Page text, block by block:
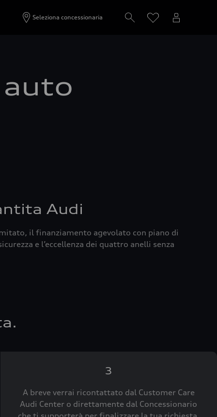
Seleziona concessionaria
Audi
il finanziamento agevolato con piano di
e l’eccellenza dei quattro anelli senza
3
A breve verrai ricontattato dal Customer Care
Audi Center o direttamente dal Concessionario